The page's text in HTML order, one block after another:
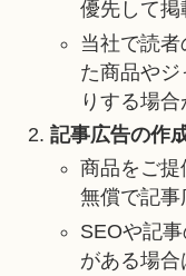
優先して掲
当社で読
た商品や
りする場合
記事広告の作
商品をご提
無償で記事
SEOや記
がある場合